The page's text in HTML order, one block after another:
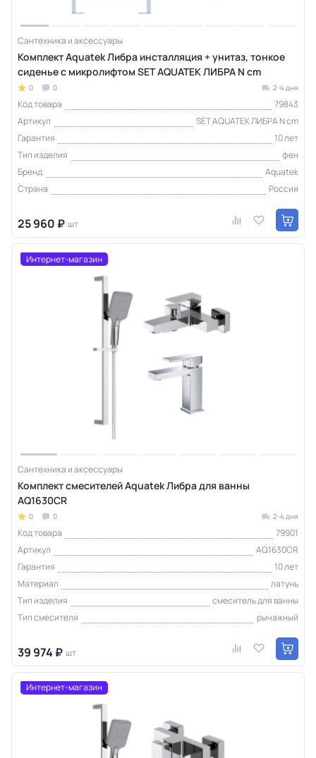
Сантехника и аксессуары
Комплект Aquatek Либра инсталляция + унитаз, тонкое
сиденье с микролифтом SET AQUATEK ЛИБРА N cm
0 0 2-4 дня
Код товара
79843
Артикул
SET AQUATEK ЛИБРА N cm
Гарантия
10 лет
Тип изделия
фен
Бренд
Aquatek
Страна
Россия
25 960 ₽ шт
Интернет-магазин
Сантехника и аксессуары
Комплект смесителей Aquatek Либра для ванны
AQ1630CR
0 0 2-4 дня
Код товара
79901
Артикул
AQ1630CR
Гарантия
10 лет
Материал
латунь
Тип изделия
смеситель для ванны
Тип смесителя
рычажный
39 974 ₽ шт
Интернет-магазин